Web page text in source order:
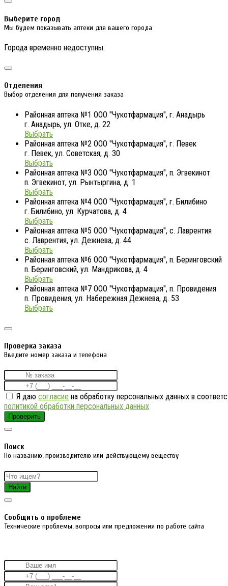
Выберите город
Мы будем показывать аптеки для вашего города
Города временно недоступны.
Отделения
Выбор отделения для получения заказа
Районная аптека №1 ООО "Чукотфармация", г. Анадырь
г. Анадырь, ул. Отке, д. 22
Выбрать
Районная аптека №2 ООО "Чукотфармация", г. Певек
г. Певек, ул. Советская, д. 30
Выбрать
Районная аптека №3 ООО "Чукотфармация", п. Эгвекинот
п. Эгвекинот, ул. Рынтыргина, д. 1
Выбрать
Районная аптека №4 ООО "Чукотфармация", г. Билибино
г. Билибино, ул. Курчатова, д. 4
Выбрать
Районная аптека №5 ООО "Чукотфармация", с. Лаврентия
с. Лаврентия, ул. Дежнева, д. 44
Выбрать
Районная аптека №6 ООО "Чукотфармация", п. Беринговский
п. Беринговский, ул. Мандрикова, д. 4
Выбрать
Районная аптека №7 ООО "Чукотфармация", п. Провидения
п. Провидения, ул. Набережная Дежнева, д. 53
Выбрать
Проверка заказа
Введите номер заказа и телефона
Я даю согласие на обработку персональных данных в
политикой обработки персональных данных
Проверить
Поиск
По названию, производителю или действующему веществу
Найти
Cообщить о проблеме
Технические проблемы, вопросы или предложения по работе сайта